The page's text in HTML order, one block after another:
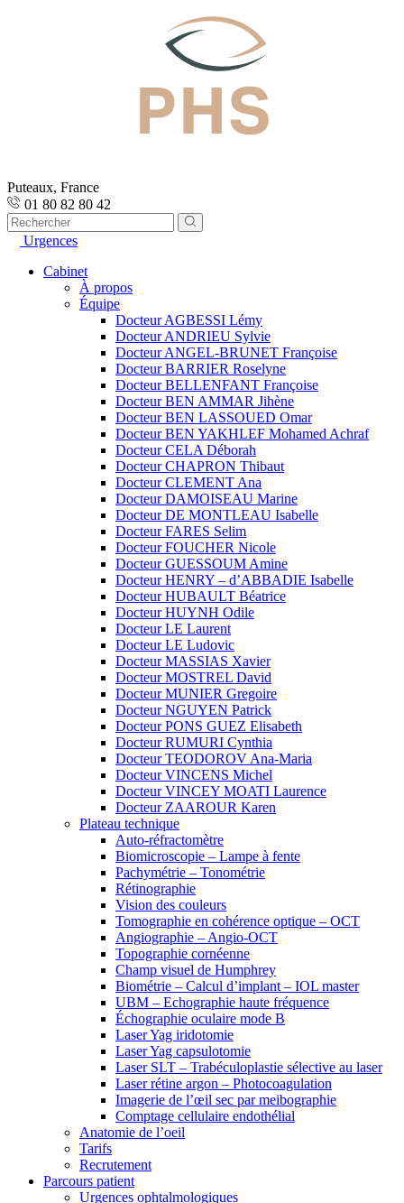
Puteaux, France
01 80 82 80 42
Urgences
Cabinet
À propos
Équipe
Docteur AGBESSI Lémy
Docteur ANDRIEU Sylvie
Docteur ANGEL-BRUNET Françoise
Docteur BARRIER Roselyne
Docteur BELLENFANT Françoise
Docteur BEN AMMAR Jihène
Docteur BEN LASSOUED Omar
Docteur BEN YAKHLEF Mohamed Achraf
Docteur CELA Déborah
Docteur CHAPRON Thibaut
Docteur CLEMENT Ana
Docteur DAMOISEAU Marine
Docteur DE MONTLEAU Isabelle
Docteur FARES Selim
Docteur FOUCHER Nicole
Docteur GUESSOUM Amine
Docteur HENRY – d’ABBADIE Isabelle
Docteur HUBAULT Béatrice
Docteur HUYNH Odile
Docteur LE Laurent
Docteur LE Ludovic
Docteur MASSIAS Xavier
Docteur MOSTREL David
Docteur MUNIER Gregoire
Docteur NGUYEN Patrick
Docteur PONS GUEZ Elisabeth
Docteur RUMURI Cynthia
Docteur TEODOROV Ana-Maria
Docteur VINCENS Michel
Docteur VINCEY MOATI Laurence
Docteur ZAAROUR Karen
Plateau technique
Auto-réfractomètre
Biomicroscopie – Lampe à fente
Pachymétrie – Tonométrie
Rétinographie
Vision des couleurs
Tomographie en cohérence optique – OCT
Angiographie – Angio-OCT
Topographie cornéenne
Champ visuel de Humphrey
Biométrie – Calcul d’implant – IOL master
UBM – Echographie haute fréquence
Échographie oculaire mode B
Laser Yag iridotomie
Laser Yag capsulotomie
Laser SLT – Trabéculoplastie sélective au laser
Laser rétine argon – Photocoagulation
Imagerie de l’œil sec par meibographie
Comptage cellulaire endothélial
Anatomie de l’oeil
Tarifs
Recrutement
Parcours patient
Urgences ophtalmologiques